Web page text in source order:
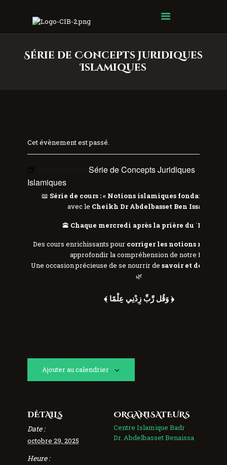
Série de Concepts Juridiques
Islamiques
Centre Islamique Badr
Cet évènement est passé.
Event Series: Série de Concepts Juridiques
Islamiques
📖 Série de cours : « Notions islamiques
avec le Cheikh Dr Abdelbasset Ben Issa
🕋 Chaque mercredi après la prière du ʿIchâʾ
Des cours enrichissants pour corriger les notions
approfondir la compréhension de notre foi.
Une occasion précieuse de se nourrir desavoir et de
🌿
﴾ وَقُل رَّبِّ زِدْنِي عِلْمًا ﴿
Ajouter au calendrier
DÉTAILS
Date :
octobre 29, 2025
Heure :
ORGANISATEURS
Centre Islamique Badr
Dr. Abdelbasset Benaissa